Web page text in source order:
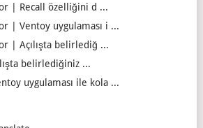
| Recall özelliğini d ...
| Ventoy uygulaması i ...
| Açılışta belirlediğ ...
belirlediğiniz ...
uygulaması ile kola ...